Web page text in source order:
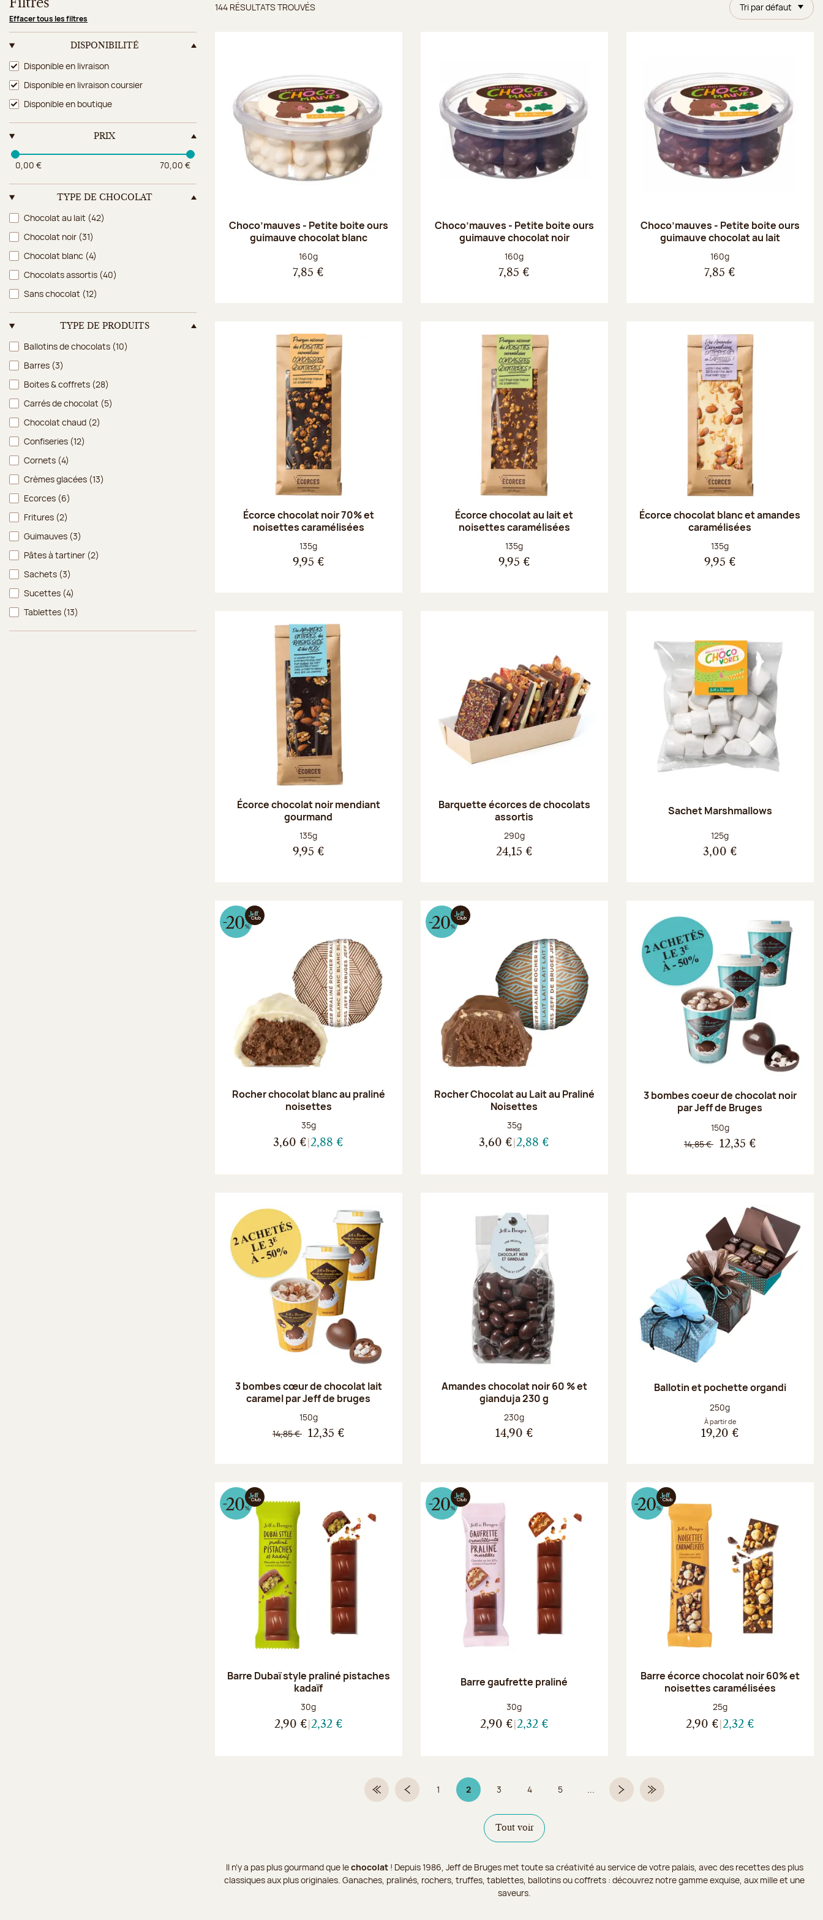
Filtres
Effacer tous les filtres
DISPONIBILITÉ
Disponibilité
Disponible en livraison
Disponible en livraison coursier
Disponible en boutique
PRIX
0,00 € 70,00 €
TYPE DE CHOCOLAT
Type de chocolat
Chocolat au lait (42)
Chocolat noir (31)
Chocolat blanc (4)
Chocolats assortis (40)
Sans chocolat (12)
TYPE DE PRODUITS
Type de produits
Ballotins de chocolats (10)
Barres (3)
Boites & coffrets (28)
Carrés de chocolat (5)
Chocolat chaud (2)
Confiseries (12)
Cornets (4)
Crèmes glacées (13)
Ecorces (6)
Fritures (2)
Guimauves (3)
Pâtes à tartiner (2)
Sachets (3)
Sucettes (4)
Tablettes (13)
Tri par défaut
Résultats trouvés
144 RÉSULTATS TROUVÉS
Choco’mauves - Petite boite ours
guimauve chocolat blanc
Poids net :
160g
7,85 €
Choco’mauves - Petite boite ours
guimauve chocolat noir
Poids net :
160g
7,85 €
Choco’mauves - Petite boite ours
guimauve chocolat au lait
Poids net :
160g
7,85 €
Écorce chocolat noir 70% et
noisettes caramélisées
Poids net :
135g
9,95 €
Écorce chocolat au lait et
noisettes caramélisées
Poids net :
135g
9,95 €
Écorce chocolat blanc et amandes
caramélisées
Poids net :
135g
9,95 €
Écorce chocolat noir mendiant
gourmand
Poids net :
135g
9,95 €
Barquette écorces de chocolats
assortis
Poids net :
290g
24,15 €
Sachet Marshmallows
Poids net :
125g
3,00 €
Rocher chocolat blanc au praliné
noisettes
Poids net :
35g
3,60 € 2,88 €
Rocher Chocolat au Lait au Praliné
Noisettes
Poids net :
35g
3,60 € 2,88 €
3 bombes coeur de chocolat noir
par Jeff de Bruges
Poids net :
150g
14,85 € 12,35 €
3 bombes cœur de chocolat lait
caramel par Jeff de bruges
Poids net :
150g
14,85 € 12,35 €
Amandes chocolat noir 60 % et
gianduja 230 g
Poids net :
230g
14,90 €
Ballotin et pochette organdi
Poids net :
250g
À partir de
19,20 €
Barre Dubaï style praliné pistaches
kadaïf
Poids net :
30g
2,90 € 2,32 €
Barre gaufrette praliné
Poids net :
30g
2,90 € 2,32 €
Barre écorce chocolat noir 60% et
noisettes caramélisées
Poids net :
25g
2,90 € 2,32 €
Première pagePage précédente
Page
1 2Page 2 sur 9
Page
3 Page
4 Page
5 ... Page suivanteDernière page
Tout voir
Il n’y a pas plus gourmand que lechocolat! Depuis 1986, Jeff de Bruges met toute sa créativité au service de votre palais, avec des recettes des plus
classiques aux plus originales. Ganaches, pralinés, rochers, truffes, tablettes, ballotins ou coffrets : découvrez notre gamme exquise, aux mille et une
saveurs.